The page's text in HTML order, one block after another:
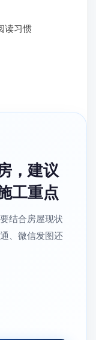
读习惯
，建议
工重点
结合房屋现状
、微信发图还